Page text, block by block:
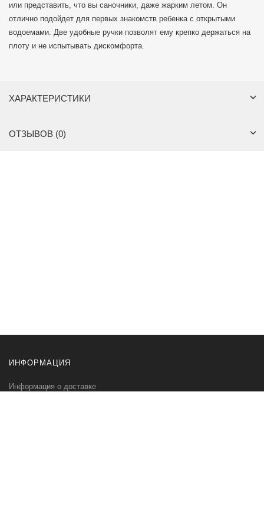
или представить, что вы саночники, даже жарким летом. Он
отлично подойдет для первых знакомств ребенка с открытыми
водоемами. Две удобные ручки позволят ему крепко держаться на
плоту и не испытывать дискомфорта.
ХАРАКТЕРИСТИКИ
ОТЗЫВОВ (0)
ИНФОРМАЦИЯ
Информация о доставке